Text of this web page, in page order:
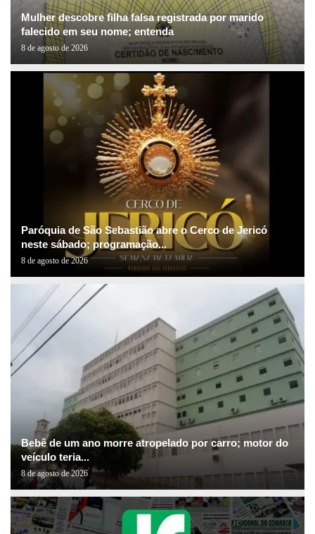
Mulher descobre filha falsa registrada por marido
falecido em seu nome; entenda
8 de agosto de 2026
Paróquia de São Sebastião abre o Cerco de Jericó
neste sábado; programação...
8 de agosto de 2026
Bebê de um ano morre atropelado por carro; motor do
veículo teria...
8 de agosto de 2026